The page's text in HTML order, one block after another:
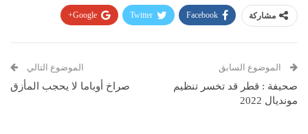
مشاركة Facebook
Twitter
Google+
البريد الإلكتروني
الموضوع السابق
صحيفة : قطر قد تخسر تنظيم
مونديال 2022
الموضوع التالي
صراخ أوباما لا يحجب المأزق